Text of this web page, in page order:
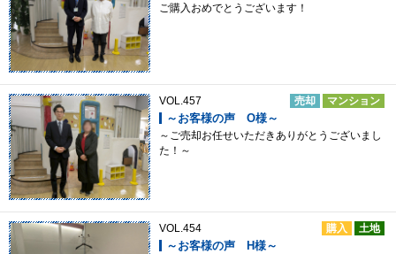
ご購入おめでとうございます！
VOL.457 売却 マンション
～お客様の声 O様～
～ご売却お任せいただきありがとうございまし
た！～
VOL.454 購入 土地
～お客様の声 H様～